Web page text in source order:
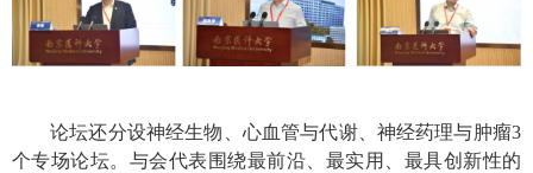
论坛还分设神经生物、心血管与代谢、神经药理与肿瘤3
个专场论坛。与会代表围绕最前沿、最实用、最具创新性的